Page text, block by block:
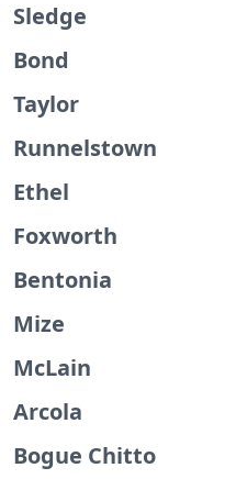
Sledge
Bond
Taylor
Runnelstown
Ethel
Foxworth
Bentonia
Mize
McLain
Arcola
Bogue Chitto